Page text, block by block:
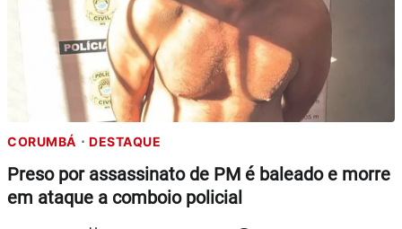
CORUMBÁ DESTAQUE
Preso por assassinato de PM é baleado e morre
em ataque a comboio policial